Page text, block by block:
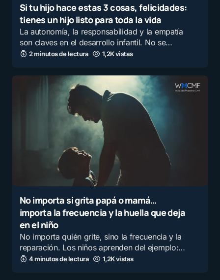
Si tu hijo hace estas 3 cosas, felicidades:
tienes un hijo listo para toda la vida
La autonomía, la responsabilidad y la empatía
son claves en el desarrollo infantil. No se…
2 minutos de lectura 1,2K vistas
No importa si grita papá o mamá…
importa la frecuencia y la huella que deja
en el niño
No importa quién grite, sino la frecuencia y la
reparación. Los niños aprenden del ejemplo:…
4 minutos de lectura 1,2K vistas